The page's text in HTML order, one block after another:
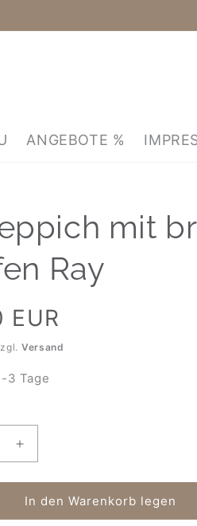
ANGEBOTE %
mit
Ray
EUR
Versand
3 Tage
Erhöhe
die
Menge
für
Badteppich
In den Warenkorb legen